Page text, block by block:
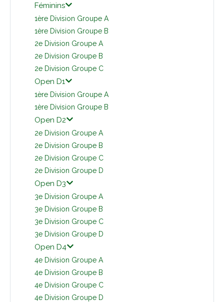
Féminins
1ère Division Groupe A
1ère Division Groupe B
2e Division Groupe A
2e Division Groupe B
2e Division Groupe C
Open D1
1ère Division Groupe A
1ère Division Groupe B
Open D2
2e Division Groupe A
2e Division Groupe B
2e Division Groupe C
2e Division Groupe D
Open D3
3e Division Groupe A
3e Division Groupe B
3e Division Groupe C
3e Division Groupe D
Open D4
4e Division Groupe A
4e Division Groupe B
4e Division Groupe C
4e Division Groupe D